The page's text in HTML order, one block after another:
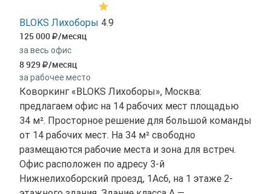
BLOKS Лихоборы 4.9
125 000 /месяц
за весь офис
8 929 /месяц
за рабочее место
Коворкинг «BLOKS Лихоборы», Москва:
предлагаем офис на 14 рабочих мест площадью
34 м². Просторное решение для большой команды
от 14 рабочих мест. На 34 м² свободно
размещаются рабочие места и зона для встреч.
Офис расположен по адресу 3-й
Нижнелихоборский проезд, 1Ас6, на 1 этаже 2-